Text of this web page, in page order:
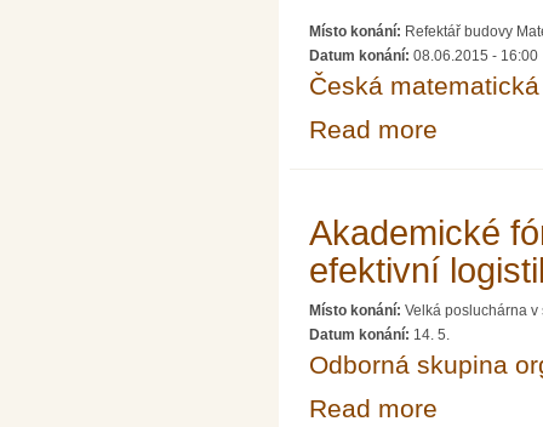
Místo konání: Refektář budovy
Datum konání: 08.06.2015 - 16:00
Česká
Read more
Akademické
efektivní
Místo konání: Velká posluchárna v
Datum konání: 14. 5.
Odborná skupina
Read more